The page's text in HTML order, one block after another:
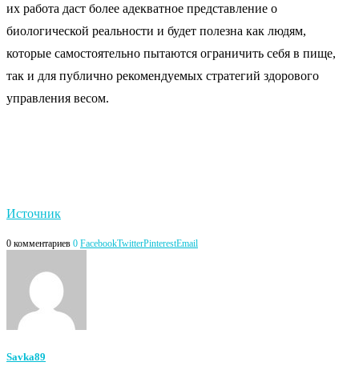
их работа даст более адекватное представление о
биологической реальности и будет полезна как людям,
которые самостоятельно пытаются ограничить себя в пище,
так и для публично рекомендуемых стратегий здорового
управления весом.
Источник
0 комментариев 0 FacebookTwitterPinterestEmail
Savka89